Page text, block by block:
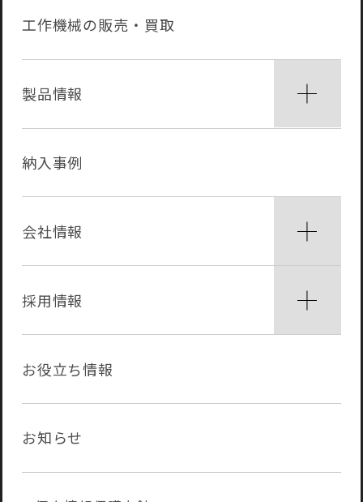
工作機械の販売・買取
製品情報
納入事例
会社情報
採用情報
お役立ち情報
お知らせ